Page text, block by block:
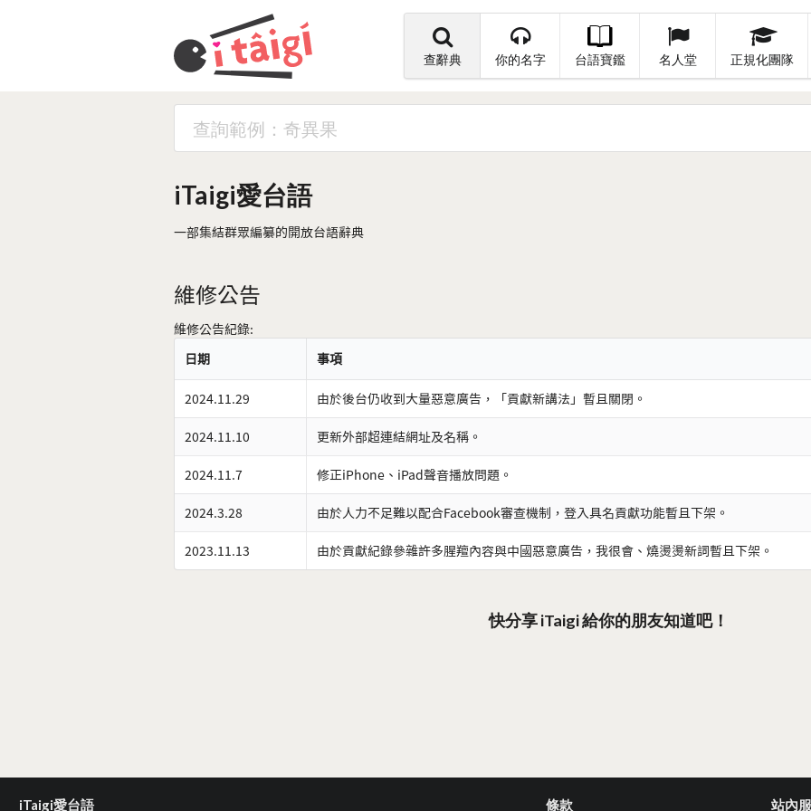
查辭典 你的名字 台語寶鑑 名人堂 正規化團隊
iTaigi愛台語
一部集結群眾編纂的開放台語辭典
維修公告
維修公告紀錄:
日期
事項
2024.11.29 由於後台仍收到大量惡意廣告，「貢獻新講法」暫且關閉。
2024.11.10 更新外部超連結網址及名稱。
2024.11.7 修正iPhone、iPad聲音播放問題。
2024.3.28 由於人力不足難以配合Facebook審查機制，登入具名貢獻功能暫且下架。
2023.11.13 由於貢獻紀錄參雜許多腥羶內容與中國惡意廣告，我很會、燒燙燙新詞暫且下架。
快分享 iTaigi 給你的朋友知道吧！
iTaigi愛台語 條款 站內